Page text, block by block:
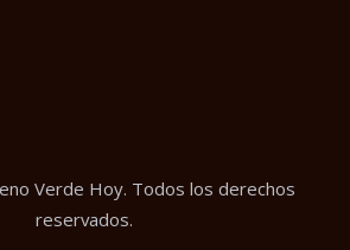
Verde Hoy. Todos los derechos
reservados.